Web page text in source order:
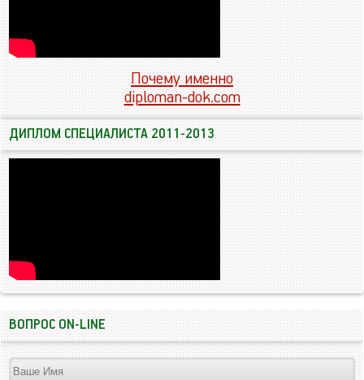
Почему именно
diploman-dok.com
ДИПЛОМ СПЕЦИАЛИСТА 2011-2013
ВОПРОС ON-LINE